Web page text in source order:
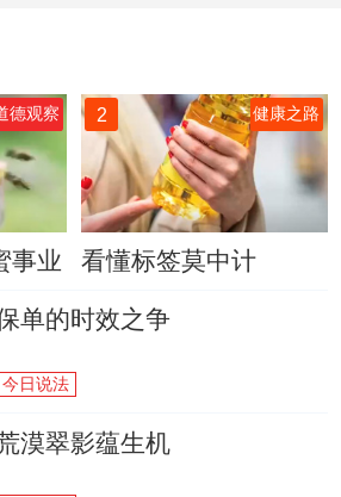
德观察
事业
2 健康之路
看懂标签莫中计
单的时效之争
今日说法
漠翠影蕴生机